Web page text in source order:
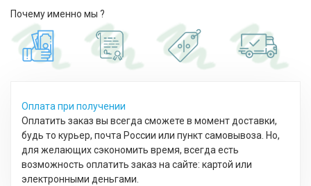
Почему именно мы ?
Оплата при получении
Оплатить заказ вы всегда сможете в момент доставки,
будь то курьер, почта России или пункт самовывоза. Но,
для желающих сэкономить время, всегда есть
возможность оплатить заказ на сайте: картой или
электронными деньгами.